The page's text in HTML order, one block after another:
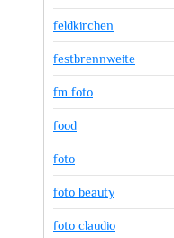
feldkirchen
festbrennweite
fm foto
food
foto
foto beauty
foto claudio